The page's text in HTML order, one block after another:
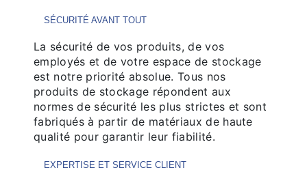
SÉCURITÉ AVANT TOUT
La sécurité de vos produits, de vos
employés et de votre espace de stockage
est notre priorité absolue. Tous nos
produits de stockage répondent aux
normes de sécurité les plus strictes et sont
fabriqués à partir de matériaux de haute
qualité pour garantir leur fiabilité.
EXPERTISE ET SERVICE CLIENT